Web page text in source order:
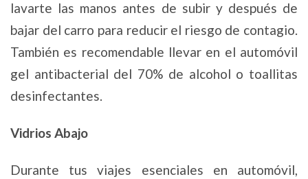
lavarte las manos antes de subir y después de
bajar del carro para reducir el riesgo de contagio.
También es recomendable llevar en el automóvil
gel antibacterial del 70% de alcohol o toallitas
desinfectantes.
Vidrios Abajo
Durante tus viajes esenciales en automóvil,